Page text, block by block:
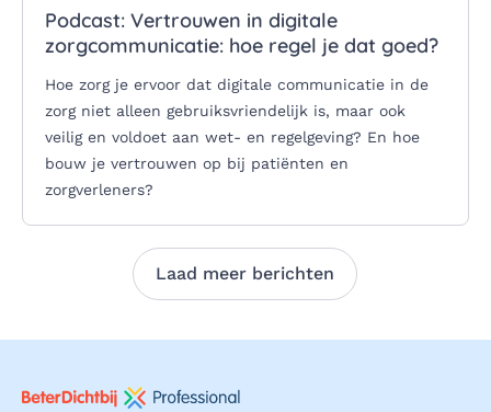
Podcast: Vertrouwen in digitale
zorgcommunicatie: hoe regel je dat goed?
Hoe zorg je ervoor dat digitale communicatie in de
zorg niet alleen gebruiksvriendelijk is, maar ook
veilig en voldoet aan wet- en regelgeving? En hoe
bouw je vertrouwen op bij patiënten en
zorgverleners?
Laad meer berichten